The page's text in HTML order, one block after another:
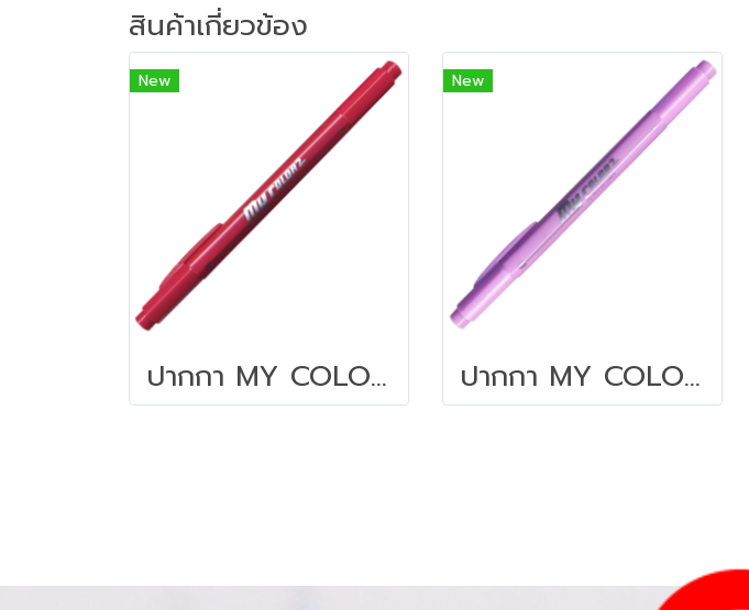
สินค้าเกี่ยวข้อง
New
ปากกา MY COLOR 2 หัว DONG-A NO MC2.72 สีชมพูอมแดง
New
ปากกา MY COLOR 2 หัว DONG-A NO MC2.56 สีม่วงอมชมพูอ่อน